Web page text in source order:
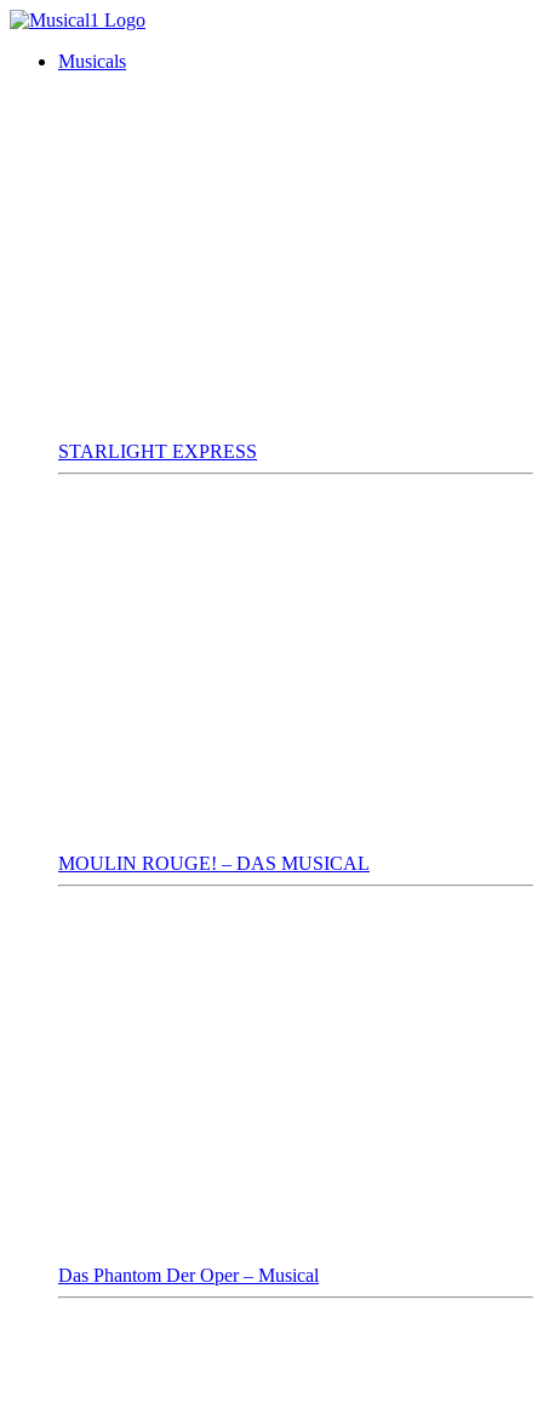
Musicals
STARLIGHT EXPRESS
MOULIN ROUGE! – DAS MUSICAL
Das Phantom Der Oper – Musical